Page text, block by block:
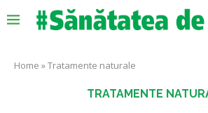
Home »Tratamente naturale
TRATAMENTE